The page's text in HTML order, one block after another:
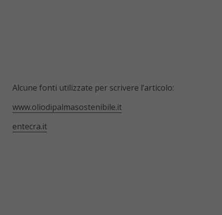
Alcune fonti utilizzate per scrivere l’articolo:
www.oliodipalmasostenibile.it
entecra.it